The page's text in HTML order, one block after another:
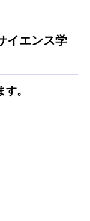
イエンス学
。